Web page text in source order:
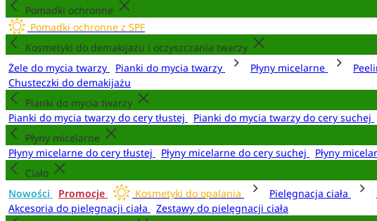
Pomadki ochronne
Pomadki ochronne z SPF
Kosmetyki do demakijażu i oczyszczania twarzy
Żele do mycia twarzy
Pianki do mycia twarzy Płyny micelarne
Chusteczki do demakijażu
Pianki do mycia twarzy
Pianki do mycia twarzy do cery tłustej
Pianki do mycia twarzy do cery suchej
Płyny micelarne
Płyny micelarne do cery tłustej
Płyny micelarne do cery suchej
Płyny
Ciało
Nowości
Promocje Kosmetyki do opalania Pielęgnacja ciała
Akcesoria do pielęgnacji ciała
Zestawy do pielęgnacji ciała